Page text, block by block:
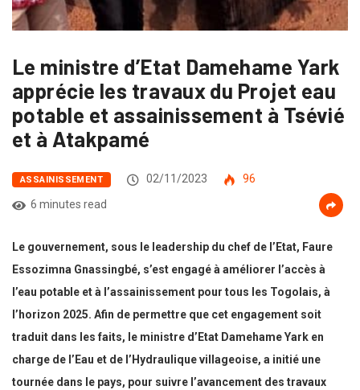
Le ministre d’Etat Damehame Yark
apprécie les travaux du Projet eau
potable et assainissement à Tsévié
et à Atakpamé
ASSAINISSEMENT 02/11/2023
96
6 minutes read
Le gouvernement, sous le leadership du chef de l’Etat, Faure
Essozimna Gnassingbé, s’est engagé à améliorer l’accès à
l’eau potable et à l’assainissement pour tous les Togolais, à
l’horizon 2025. Afin de permettre que cet engagement soit
traduit dans les faits, le ministre d’Etat Damehame Yark en
charge de l’Eau et de l’Hydraulique villageoise, a initié une
tournée dans le pays, pour suivre l’avancement des travaux